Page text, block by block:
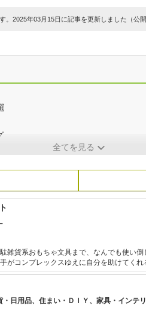
。2025年03月15日に記事を更新しました（公開
全てを見る
雑貨系おもちゃ文具まで、なんでも使い倒し
がコンプレックスゆえに自分を助けてく
情報を雑誌・WEBなどの媒体で公開している。 文房具に関
でいちばん重要な文房具はこれだ決定会議
・日用品、住まい・ＤＩＹ、家具・インテ